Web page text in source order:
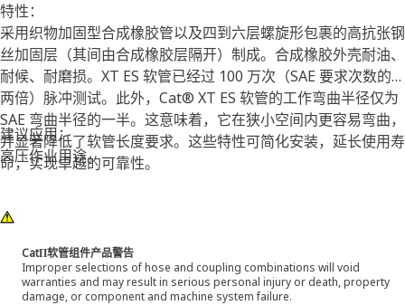
特性：
采用织物加固型合成橡胶管以及四到六层螺旋形包裹的高抗张钢
丝加固层（其间由合成橡胶层隔开）制成。合成橡胶外壳耐油、
耐候、耐磨损。XT ES 软管已经过 100 万次（SAE 要求次数的
两倍）脉冲测试。此外，Cat® XT ES 软管的工作弯曲半径仅为
SAE 弯曲半径的一半。这意味着，它在狭小空间内更容易弯曲，
并显著降低了软管长度要求。这些特性可简化安装，延长使用寿
命，实现卓越的可靠性。
建议应用：
高压作业用途。
CatΠ软管组件产品警告
Improper selections of hose and coupling combinations will void
warranties and may result in serious personal injury or death, property
damage, or component and machine system failure.